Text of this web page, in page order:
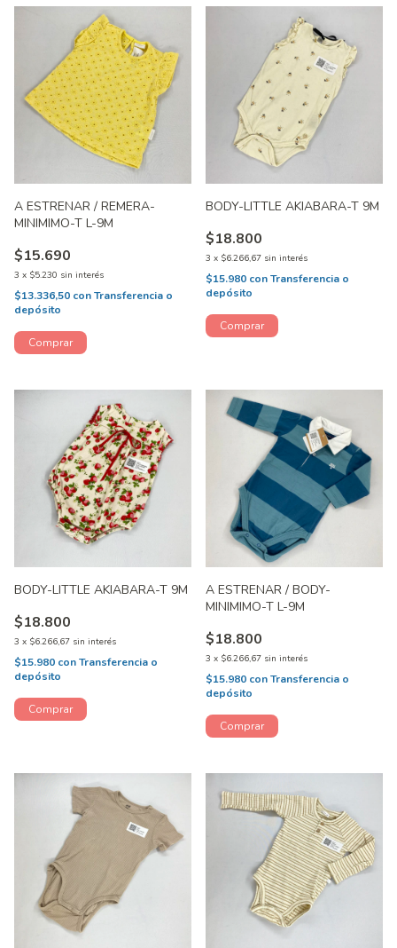
A ESTRENAR / REMERA-
MINIMIMO-T L-9M
$15.690
3 x $5.230 sin interés
$13.336,50 conTransferencia o
depósito
BODY-LITTLE AKIABARA-T 9M
$18.800
3 x $6.266,67 sin interés
$15.980 conTransferencia o
depósito
BODY-LITTLE AKIABARA-T 9M
$18.800
3 x $6.266,67 sin interés
$15.980 conTransferencia o
depósito
A ESTRENAR / BODY-
MINIMIMO-T L-9M
$18.800
3 x $6.266,67 sin interés
$15.980 conTransferencia o
depósito